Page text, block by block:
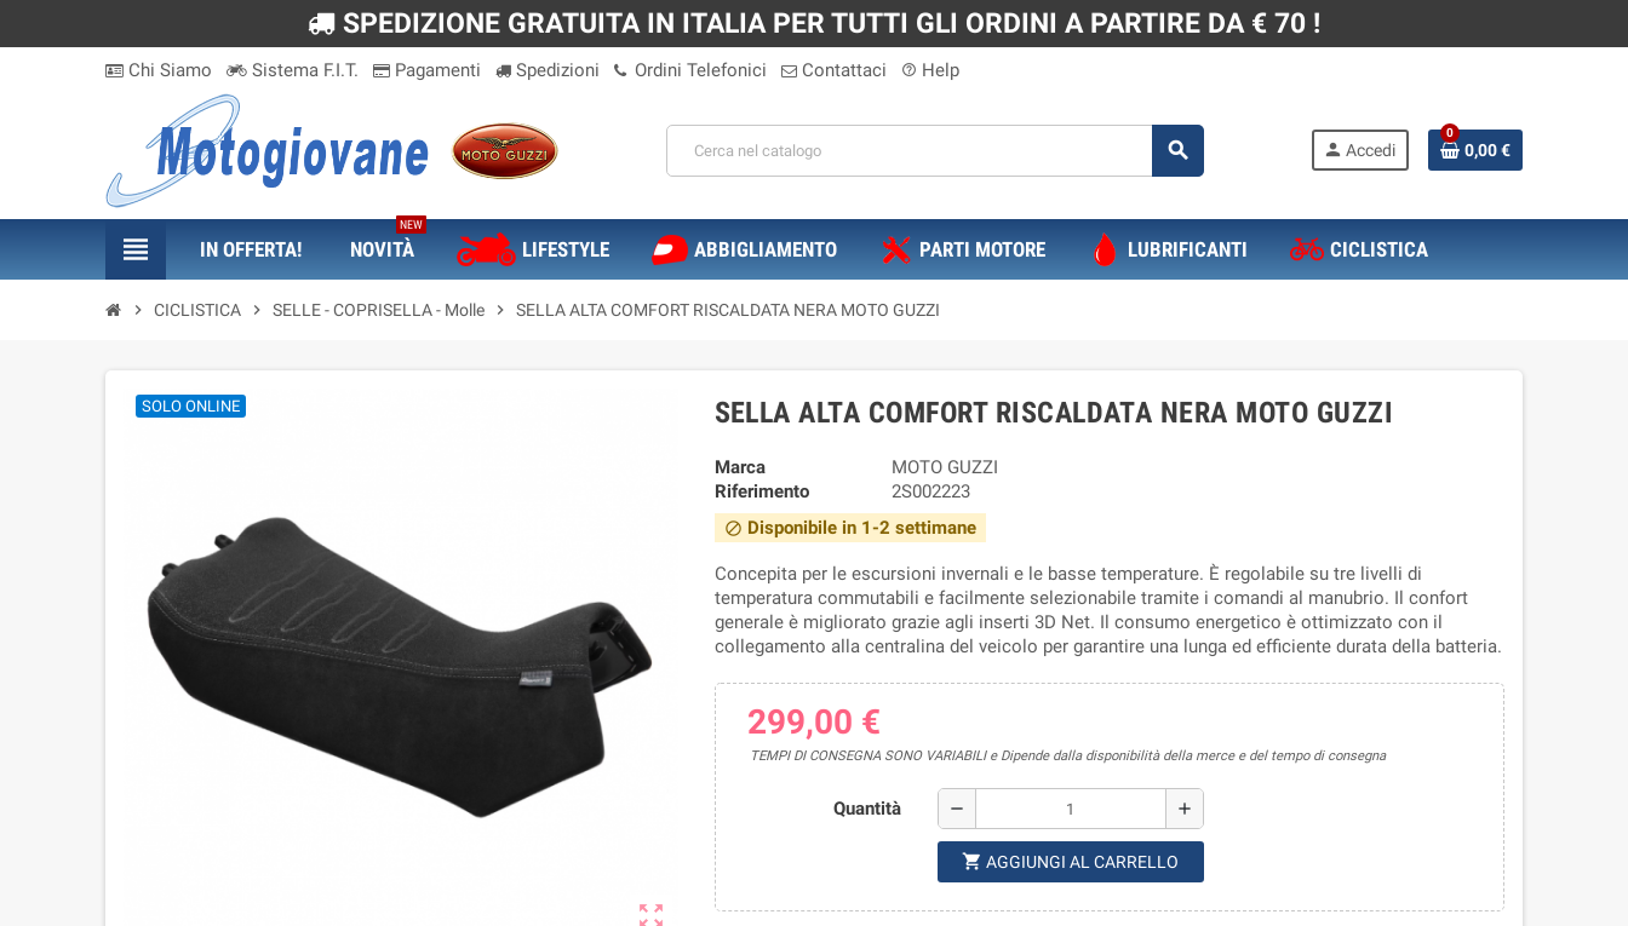
SPEDIZIONE GRATUITA IN ITALIA PER TUTTI GLI ORDINI A PARTIRE DA € 70 !
Chi Siamo Sistema F.I.T. Pagamenti Spedizioni Ordini Telefonici Contattaci help_outline Help
search person Accedi
0
0,00 €
view_headline IN OFFERTA! NOVITÀ
NEW
LIFESTYLE ABBIGLIAMENTO PARTI MOTORE LUBRIFICANTI CICLISTICA
chevron_right CICLISTICA chevron_right SELLE - COPRISELLA - Molle chevron_right SELLA ALTA COMFORT RISCALDATA NERA MOTO GUZZI
zoom_out_map
SOLO ONLINE SELLA ALTA COMFORT RISCALDATA NERA MOTO GUZZI
Marca
MOTO GUZZI
Riferimento
2S002223
block Disponibile in 1-2 settimane
Concepita per le escursioni invernali e le basse temperature. È regolabile su tre livelli di
temperatura commutabili e facilmente selezionabile tramite i comandi al manubrio. Il confort
generale è migliorato grazie agli inserti 3D Net. Il consumo energetico è ottimizzato con il
collegamento alla centralina del veicolo per garantire una lunga ed efficiente durata della batteria.
299,00 €
TEMPI DI CONSEGNA SONO VARIABILI e Dipende dalla disponibilità della merce e del tempo di consegna
Quantità remove add
shopping_cart AGGIUNGI AL CARRELLO